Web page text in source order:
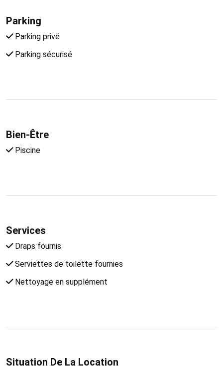
Parking
Parking privé
Parking sécurisé
Bien-Être
Piscine
Services
Draps fournis
Serviettes de toilette fournies
Nettoyage en supplément
Situation De La Location